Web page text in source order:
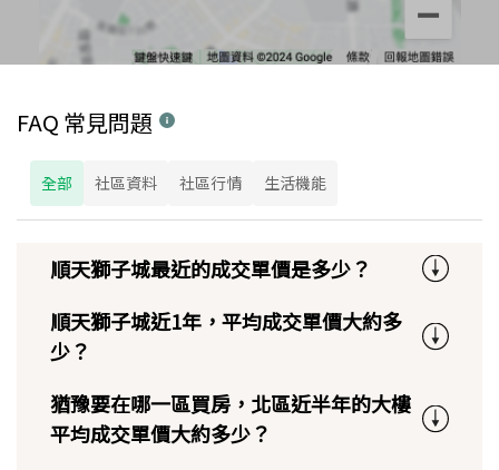
FAQ 常見問題
全部 社區資料 社區行情 生活機能
順天獅子城最近的成交單價是多少？
順天獅子城近1年，平均成交單價大約多
少？
猶豫要在哪一區買房，北區近半年的大樓
平均成交單價大約多少？